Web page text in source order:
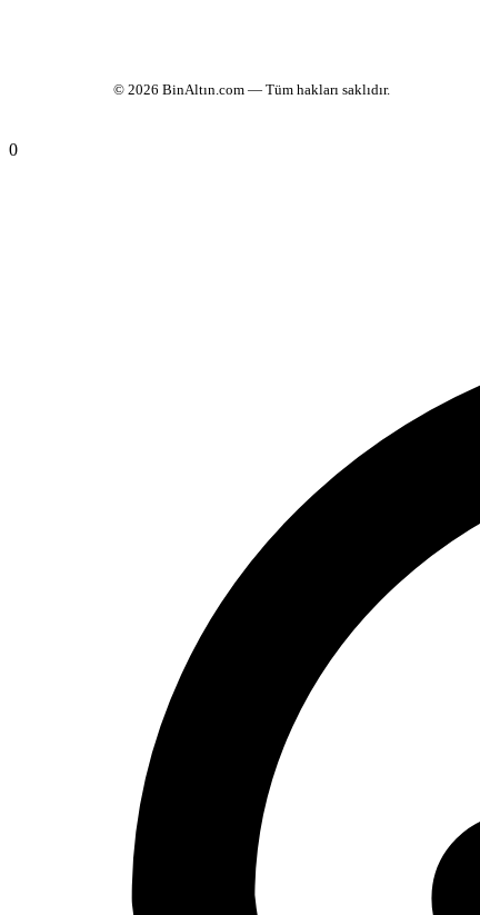
© 2026 BinAltın.com — Tüm hakları saklıdır.
0